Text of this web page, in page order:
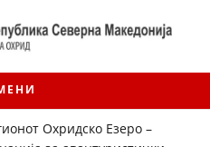
Охридско Езеро –